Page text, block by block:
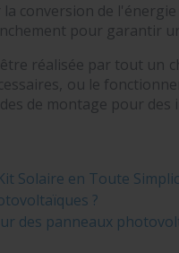
conversion de
pour garantir
réalisée par tout un
ou le
de montage pour des
Solaire en Toute
?
des panneaux